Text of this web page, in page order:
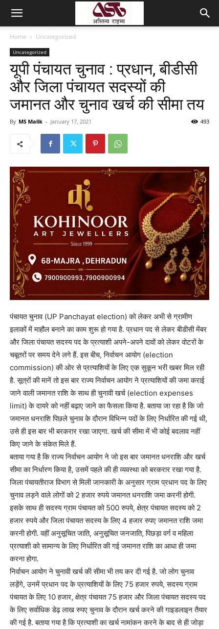
Home Uncategorized
Uncategorized
यूपी पंचायत चुनाव : प्रधान, बीडीसी
और जिला पंचायत सदस्यों की
जमानत और चुनाव खर्च की सीमा तय
By MS Malik - January 17, 2021 493
पंचायत चुनाव (UP Panchayat election) को लेकर अभी से ग्रामीण
इलाकों में माहौल बनाने का काम शुरू हो गया है. प्रधान पद से लेकर बीडीसी मेंबर
और जिला पंचायत सदस्य पद के प्रत्याशी अपने-अपने दावों को लेकर वोटरों के
चबूतरों पर समय देने लगे हैं. इस बीच, निर्वाचन आयोग (election
commission) की ओर से प्रत्याशियों के लिए एक सुकून भरी खबर मिल रही
है. सूत्रों की मानें तो इस बार राज्य निर्वाचन आयोग ने प्रत्याशियों की जमा कराई
जाने वाली जमानत राशि के साथ ही चुनावी खर्च (election expenses
limit) के दायरे को नहीं बढ़ाए जाने का फैसला किया है. बताया जा रहा है कि जो
जमानत धनराशि पिछले चुनाव के दौरान विभिन्न पदों के लिए निर्धारित की गई थी,
उसे ही इस बार भी बरकरार रखा जाएगा. खर्च की सीमा में भी कोई बदलाव नहीं
किए जाने के संकेत मिले हैं.
बताया गया है कि राज्य निर्वाचन आयोग ने जो इस बार जमानत धनराशि और खर्च
सीमा का निर्धारण किया है, उसमें पहले की ही व्यवस्था को बरकरार रखा गया है.
जिला पंचायतीराज विभाग से मिली जानकारी के अनुसार ग्राम प्रधान पद के लिए
चुनाव लड़ने वाले लोगों को 2 हजार रुपये जमानत धनराशि जमा करनी होगी.
इसके साथ ही सदस्य ग्राम पंचायत को 500 रुपये, क्षेत्र पंचायत सदस्य को 2
हजार रुपये और जिला पंचायत सदस्य के लिए 4 हजार रुपए जमानत राशि जमा
करनी होगी. वहीं अनुसूचित जाति, अनुसूचित जनजाति, पिछड़ा वर्ग व महिला
प्रत्याशी को सामान्य के लिए निर्धारित की गई जमानत राशि का आधा ही जमा
करना होगा.
निर्वाचन आयोग ने चुनावी खर्च की सीमा भी तय कर दी गई है. जो लोग चुनाव
लड़ेंगे, उनमें प्रधान पद के प्रत्याशियों के लिए 75 हजार रुपये, सदस्य ग्राम
पंचायत के लिए 10 हजार, क्षेत्र पंचायत 75 हजार और जिला पंचायत सदस्य पद
के लिए सर्वाधिक डेढ़ लाख रुपए चुनाव के दौरान खर्च करने की गाइडलाइन तैयार
की गई है. बताया गया है कि प्रत्याशी का खर्च नामांकन करने के बाद से ही जोड़ा